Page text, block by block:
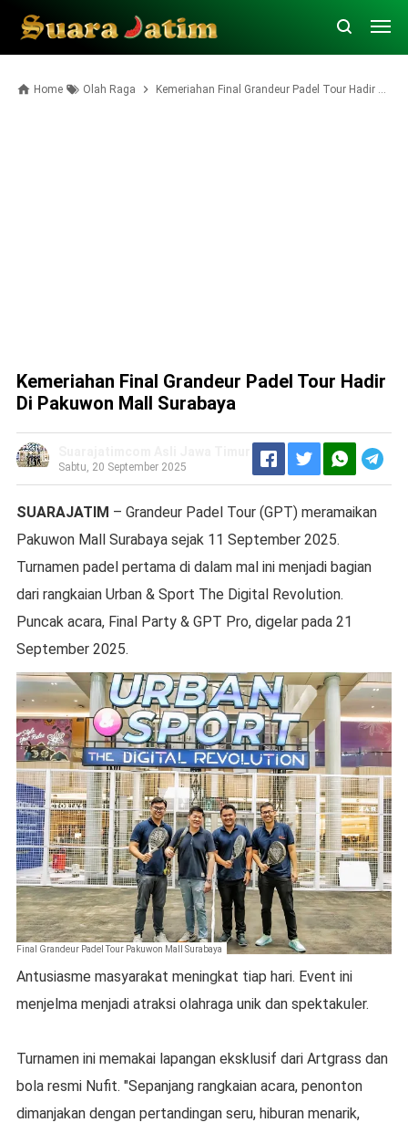
Home Olah Raga Kemeriahan Final Grandeur Padel Tour Hadir di Pakuwon Mall Surabaya
Kemeriahan Final Grandeur Padel Tour Hadir
Di Pakuwon Mall Surabaya
Sabtu, 20 September 2025
SUARAJATIM – Grandeur Padel Tour (GPT) meramaikan
Pakuwon Mall Surabaya sejak 11 September 2025.
Turnamen padel pertama di dalam mal ini menjadi bagian
dari rangkaian Urban & Sport The Digital Revolution.
Puncak acara, Final Party & GPT Pro, digelar pada 21
September 2025.
Final Grandeur Padel Tour Pakuwon Mall Surabaya
Antusiasme masyarakat meningkat tiap hari. Event ini
menjelma menjadi atraksi olahraga unik dan spektakuler.
Turnamen ini memakai lapangan eksklusif dari Artgrass dan
bola resmi Nufit. "Sepanjang rangkaian acara, penonton
dimanjakan dengan pertandingan seru, hiburan menarik,